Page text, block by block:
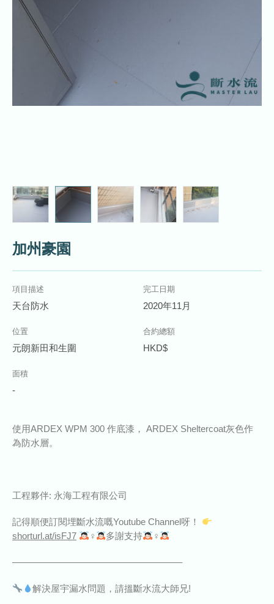
加州豪園
項目描述
天台防水
完工日期
2020年11月
位置
元朗新田和生圍
合約總額
HKD$
面積
-
使用ARDEX WPM 300 作底漆， ARDEX Sheltercoat灰色作
為防水層。
工程夥伴: 永海工程有限公司
記得順便訂閱埋斷水流嘅Youtube Channel呀！
shorturl.at/isFJ7
‍♀‍ 多謝支持 ‍♀‍
——————————————————–
解決屋宇漏水問題，請搵斷水流大師兄!